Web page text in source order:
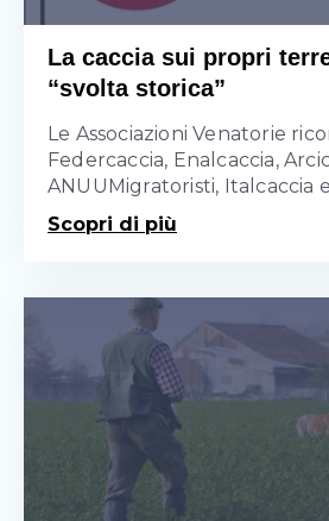
La caccia sui propri
“svolta storica”
Le Associazioni Venatorie
Federcaccia, Enalcaccia,
ANUUMigratoristi, Italcaccia e
Scopri di più